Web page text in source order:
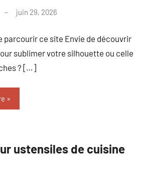
juin 29, 2026
parcourir ce site Envie de découvrir
sublimer votre silhouette ou celle
? […]
ustensiles de cuisine